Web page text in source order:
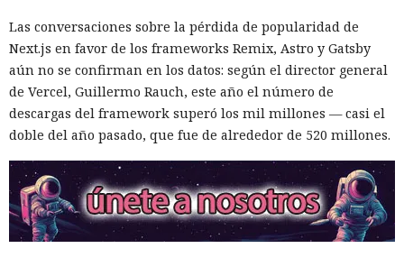
Las conversaciones sobre la pérdida de popularidad de
Next.js en favor de los frameworks Remix, Astro y Gatsby
aún no se confirman en los datos: según el director general
de Vercel, Guillermo Rauch, este año el número de
descargas del framework superó los mil millones — casi el
doble del año pasado, que fue de alrededor de 520 millones.